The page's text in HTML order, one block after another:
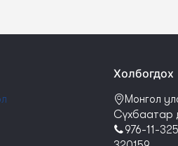
Холбогдох
Монгол
Сүхбаатар
976-11-